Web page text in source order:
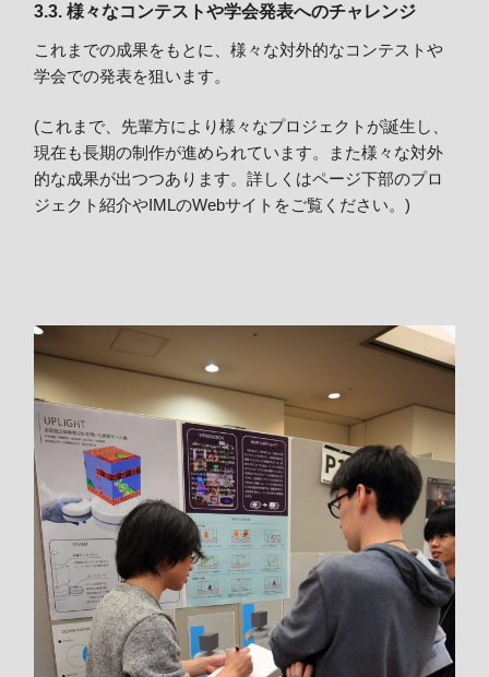
3.3. 様々なコンテストや学会発表へのチャレンジ
これまでの成果をもとに、様々な対外的なコンテストや
学会での発表を狙います。
(これまで、先輩方により様々なプロジェクトが誕生し、
現在も長期の制作が進められています。また様々な対外
的な成果が出つつあります。詳しくはページ下部のプロ
ジェクト紹介やIMLのWebサイトをご覧ください。)